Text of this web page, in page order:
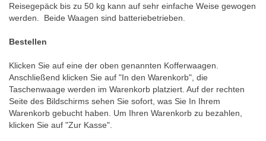
Reisegepäck bis zu 50 kg kann auf sehr einfache Weise gewogen
werden. Beide Waagen sind batteriebetrieben.
Bestellen
Klicken Sie auf eine der oben genannten Kofferwaagen.
Anschließend klicken Sie auf "In den Warenkorb", die
Taschenwaage werden im Warenkorb platziert. Auf der rechten
Seite des Bildschirms sehen Sie sofort, was Sie In Ihrem
Warenkorb gebucht haben. Um Ihren Warenkorb zu bezahlen,
klicken Sie auf "Zur Kasse".